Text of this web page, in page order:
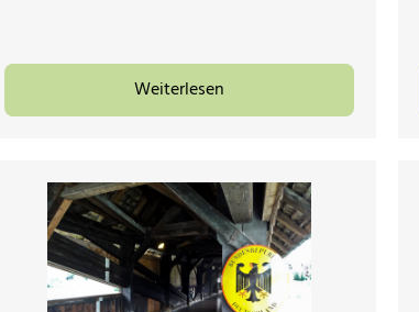
Weiterlesen